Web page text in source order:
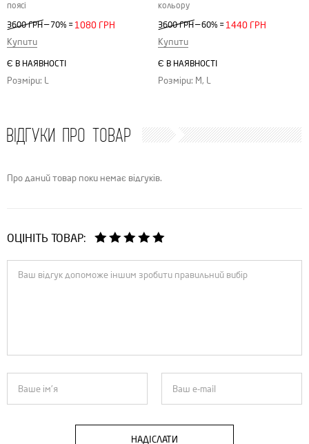
поясі
3600 ГРН — 70% = 1080 ГРН
Купити
Є В НАЯВНОСТІ
Розміри: L
кольору
3600 ГРН —60% = 1440 ГРН
Купити
Є В НАЯВНОСТІ
Розміри: M, L
ВІДГУКИ ПРО ТОВАР
Про даний товар поки немає відгуків.
ОЦІНІТЬ ТОВАР:
НАДІСЛАТИ